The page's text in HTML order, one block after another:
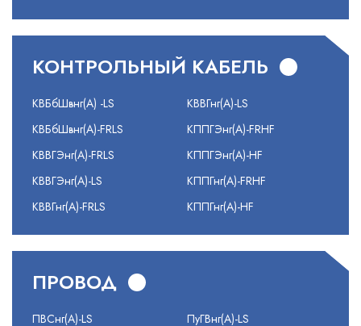
КОНТРОЛЬНЫЙ КАБЕЛЬ
КВБбШвнг(А) -LS
КВБбШвнг(А)-FRLS
КВВГЭнг(А)-FRLS
КВВГЭнг(А)-LS
КВВГнг(А)-FRLS
КВВГнг(А)-LS
КППГЭнг(А)-FRHF
КППГЭнг(А)-HF
КППГнг(А)-FRHF
КППГнг(А)-HF
ПРОВОД
ПВСнг(А)-LS
ПуГВнг(А)-LS